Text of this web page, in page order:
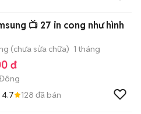
📺 27 in cong như hình
(chưa sửa chữa) 1 tháng
đ
4.7 128 đã bán